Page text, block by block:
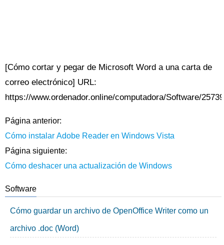
[Cómo cortar y pegar de Microsoft Word a una carta de
correo electrónico] URL:
https://www.ordenador.online/computadora/Software/
Página anterior:
Cómo instalar Adobe Reader en Windows Vista
Página siguiente:
Cómo deshacer una actualización de Windows
Software
Cómo guardar un archivo de OpenOffice Writer como un
archivo .doc (Word)